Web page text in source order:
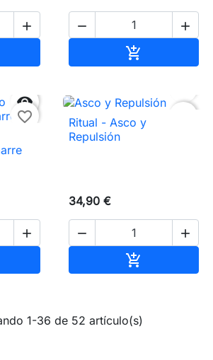
  


favorite_border

Ritual - Asco y
Repulsión
34,90 €
 

1-36 de 52 artículo(s)